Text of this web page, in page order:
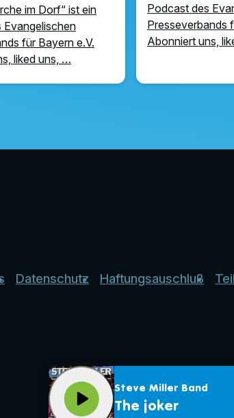
im Dorf“ ist ein
Evangelischen
für Bayern e.V.
liked uns, …
Podcast des
Presseverbands
Abonniert uns,
Datenschutz Haftungsauschluß
Steve Miller Band
The joker
play_arrow